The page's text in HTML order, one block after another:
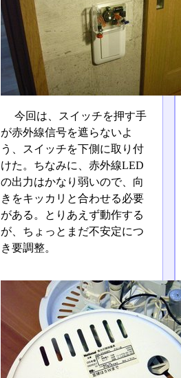
今回は、スイッチを押す手
が赤外線信号を遮らないよ
う、スイッチを下側に取り付
けた。ちなみに、赤外線LED
の出力はかなり弱いので、向
きをキッカリと合わせる必要
がある。とりあえず動作する
が、ちょっとまだ不安定につ
き要調整。